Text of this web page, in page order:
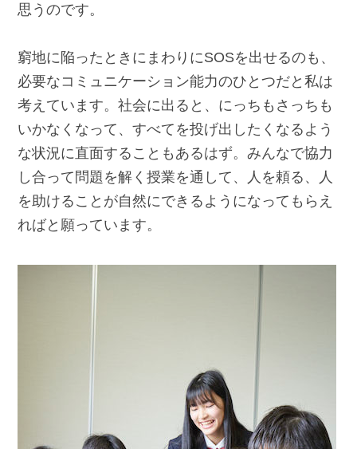
思うのです。
窮地に陥ったときにまわりにSOSを出せるのも、
必要なコミュニケーション能力のひとつだと私は
考えています。社会に出ると、にっちもさっちも
いかなくなって、すべてを投げ出したくなるよう
な状況に直面することもあるはず。みんなで協力
し合って問題を解く授業を通して、人を頼る、人
を助けることが自然にできるようになってもらえ
ればと願っています。